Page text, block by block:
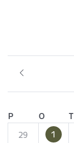
P O T
29
1